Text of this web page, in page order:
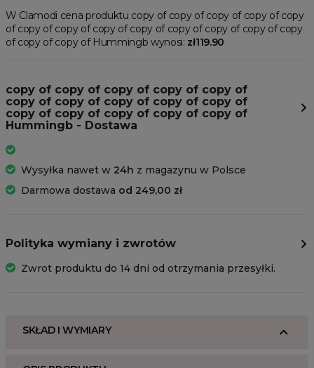
W Clamodi cena produktu copy of copy of copy of copy of copy
of copy of copy of copy of copy of copy of copy of copy of copy
of copy of copy of Hummingb wynosi: zł119.90
copy of copy of copy of copy of copy of
copy of copy of copy of copy of copy of
copy of copy of copy of copy of copy of
Hummingb - Dostawa
Wysyłka nawet w 24h z magazynu w Polsce
Darmowa dostawa od 249,00 zł
Polityka wymiany i zwrotów
Zwrot produktu do 14 dni od otrzymania przesyłki.
SKŁAD I WYMIARY